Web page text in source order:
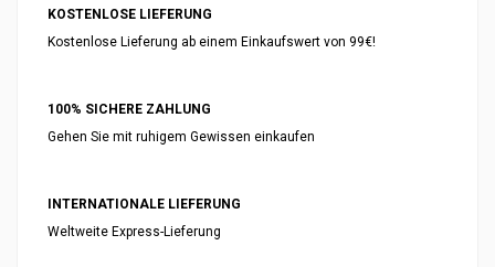
KOSTENLOSE LIEFERUNG
Kostenlose Lieferung ab einem Einkaufswert von 99€!
100% SICHERE ZAHLUNG
Gehen Sie mit ruhigem Gewissen einkaufen
INTERNATIONALE LIEFERUNG
Weltweite Express-Lieferung